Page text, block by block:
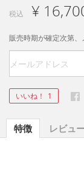
税込 ¥
販売時期が確定次第、
いいね！ 1
特徴 レビュ